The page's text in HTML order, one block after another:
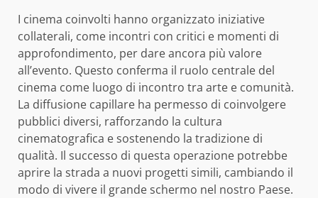
I cinema coinvolti hanno organizzato iniziative
collaterali, come incontri con critici e momenti di
approfondimento, per dare ancora più valore
all’evento. Questo conferma il ruolo centrale del
cinema come luogo di incontro tra arte e comunità.
La diffusione capillare ha permesso di coinvolgere
pubblici diversi, rafforzando la cultura
cinematografica e sostenendo la tradizione di
qualità. Il successo di questa operazione potrebbe
aprire la strada a nuovi progetti simili, cambiando il
modo di vivere il grande schermo nel nostro Paese.